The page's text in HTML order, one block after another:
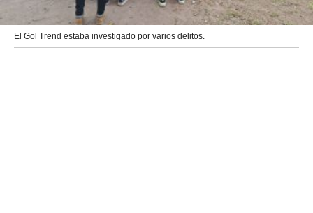
El Gol Trend estaba investigado por varios delitos.